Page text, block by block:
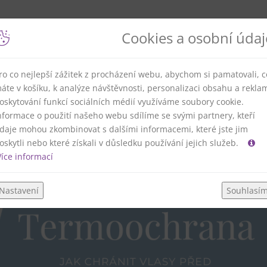
a zdravým vlasům
Cookies a osobní
co nejlepší zážitek z procházení webu, abychom si pamatovali,
v košíku, k analýze návštěvnosti, personalizaci obsahu a
funkcí sociálních médií využíváme soubory cookie.
o použití našeho webu sdílíme se svými partnery, kteří
mohou zkombinovat s dalšími informacemi, které jste jim
nebo které získali v důsledku používání jejich služeb.
informací
Nastavení